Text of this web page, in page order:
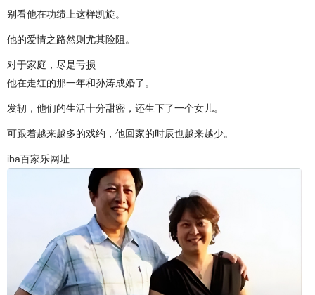
别看他在功绩上这样凯旋。
他的爱情之路然则尤其险阻。
对于家庭，尽是亏损
他在走红的那一年和孙涛成婚了。
发轫，他们的生活十分甜密，还生下了一个女儿。
可跟着越来越多的戏约，他回家的时辰也越来越少。
iba百家乐网址